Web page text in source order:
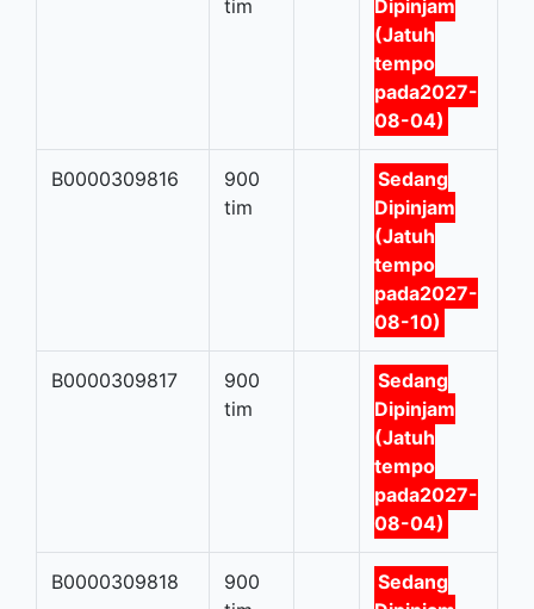
tim
Dipinjam
(Jatuh
tempo
pada2027-
08-04)
B0000309816
900
tim
Sedang
Dipinjam
(Jatuh
tempo
pada2027-
08-10)
B0000309817
900
tim
Sedang
Dipinjam
(Jatuh
tempo
pada2027-
08-04)
B0000309818
900
Sedang